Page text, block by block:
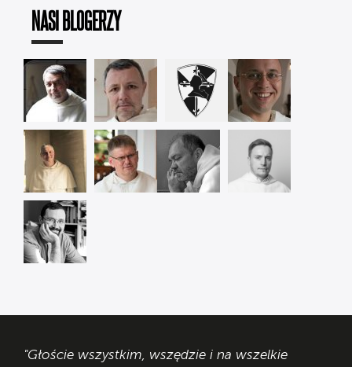
NASI BLOGERZY
Jarosław
Kupczak OP
Petro
Balog OP
Instytut
z Orleanu
Błażej
Matusiak OP
Krzysztof
Popławski OP
"Głoście wszystkim, wszędzie i na wszelkie